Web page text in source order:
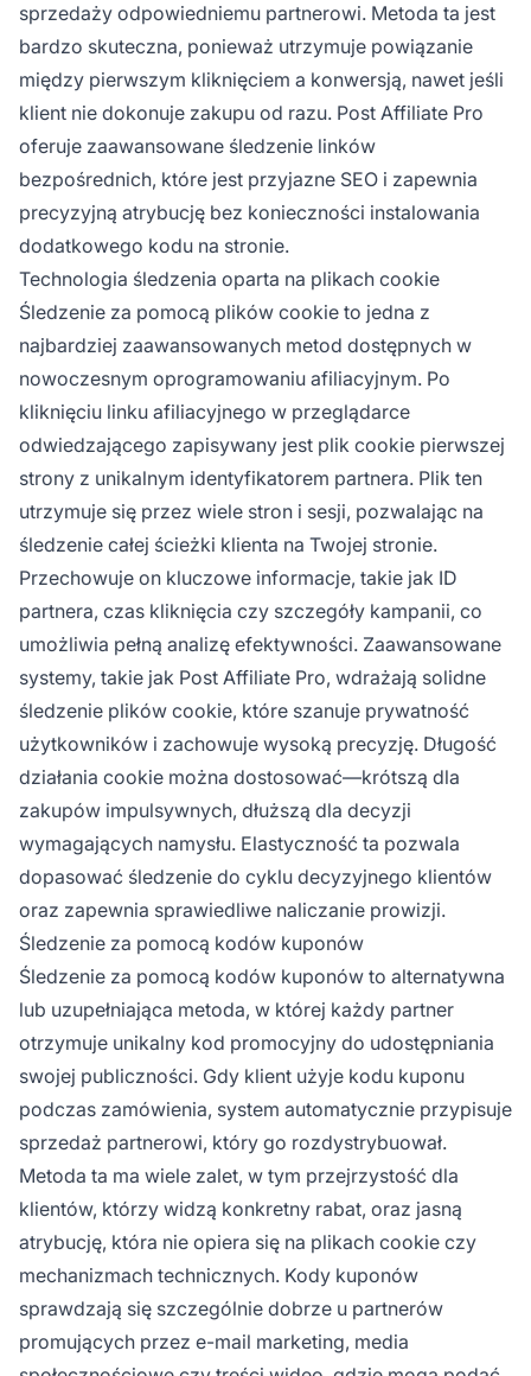
sprzedaży odpowiedniemu partnerowi. Metoda ta jest
bardzo skuteczna, ponieważ utrzymuje powiązanie
między pierwszym kliknięciem a konwersją, nawet jeśli
klient nie dokonuje zakupu od razu. Post Affiliate Pro
oferuje zaawansowane śledzenie linków
bezpośrednich, które jest przyjazne SEO i zapewnia
precyzyjną atrybucję bez konieczności instalowania
dodatkowego kodu na stronie.
Technologia śledzenia oparta na plikach cookie
Śledzenie za pomocą plików cookie to jedna z
najbardziej zaawansowanych metod dostępnych w
nowoczesnym oprogramowaniu afiliacyjnym. Po
kliknięciu linku afiliacyjnego w przeglądarce
odwiedzającego zapisywany jest plik cookie pierwszej
strony z unikalnym identyfikatorem partnera. Plik ten
utrzymuje się przez wiele stron i sesji, pozwalając na
śledzenie całej ścieżki klienta na Twojej stronie.
Przechowuje on kluczowe informacje, takie jak ID
partnera, czas kliknięcia czy szczegóły kampanii, co
umożliwia pełną analizę efektywności. Zaawansowane
systemy, takie jak Post Affiliate Pro, wdrażają solidne
śledzenie plików cookie, które szanuje prywatność
użytkowników i zachowuje wysoką precyzję. Długość
działania cookie można dostosować—krótszą dla
zakupów impulsywnych, dłuższą dla decyzji
wymagających namysłu. Elastyczność ta pozwala
dopasować śledzenie do cyklu decyzyjnego klientów
oraz zapewnia sprawiedliwe naliczanie prowizji.
Śledzenie za pomocą kodów kuponów
Śledzenie za pomocą kodów kuponów to alternatywna
lub uzupełniająca metoda, w której każdy partner
otrzymuje unikalny kod promocyjny do udostępniania
swojej publiczności. Gdy klient użyje kodu kuponu
podczas zamówienia, system automatycznie przypisuje
sprzedaż partnerowi, który go rozdystrybuował.
Metoda ta ma wiele zalet, w tym przejrzystość dla
klientów, którzy widzą konkretny rabat, oraz jasną
atrybucję, która nie opiera się na plikach cookie czy
mechanizmach technicznych. Kody kuponów
sprawdzają się szczególnie dobrze u partnerów
promujących przez e-mail marketing, media